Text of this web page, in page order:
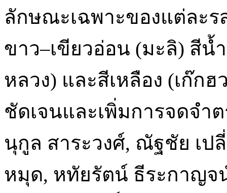
ลักษณะเฉพาะของแต่ละ
ขาว–เขียวอ่อน (มะลิ) สีน้
หลวง) และสีเหลือง (เก๊ก
ชัดเจนและเพิ่มการจดจำ
นุกูล สาระวงศ์, ณัฐชัย เป
หมุด, หทัยรัตน์ ธีระกาญจ